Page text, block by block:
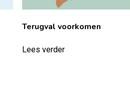
Terugval voorkomen
Lees verder